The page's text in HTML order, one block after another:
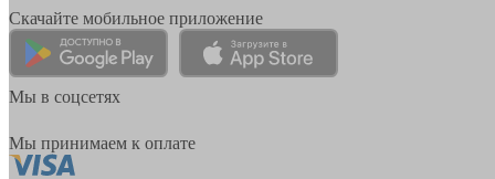
Скачайте мобильное приложение
Мы в соцсетях
Мы принимаем к оплате